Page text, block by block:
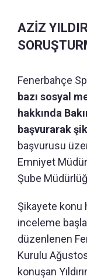
AZİZ
Fenerbahçe
bazı sosyal
hakkında
başvurarak
başvurusu
Emniyet
Şube
Şikayete konu
inceleme
düzenlenen
Kurulu
konuşan